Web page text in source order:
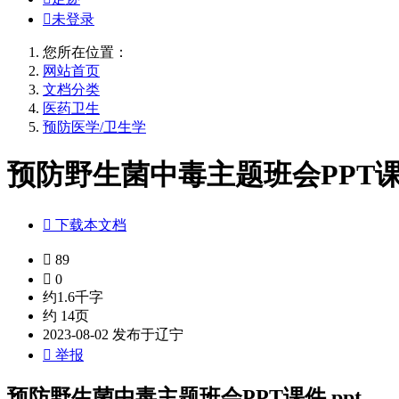
未登录
您所在位置：
网站首页
文档分类
医药卫生
预防医学/卫生学
预防野生菌中毒主题班会PPT
 下载本文档
 89
 0
约1.6千字
约 14页
2023-08-02 发布于辽宁
 举报